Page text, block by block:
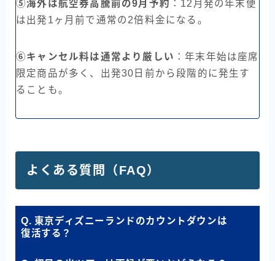
⑤海外は航空券高騰前の9月予約 ：12月発の年末便
は出発1ヶ月前で通常の2倍料金になる。
⑥キャンセル料は通常より厳しい ：年末年始は座席
限定商品が多く、出発30日前から段階的に発生す
ることも。
よくある質問（FAQ）
Q. 東京ディズニーランドのカウントダウンは
復活する？